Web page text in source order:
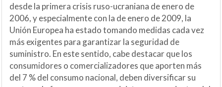
desde la primera crisis ruso-ucraniana de enero de
2006, y especialmente con la de enero de 2009, la
Unión Europea ha estado tomando medidas cada vez
más exigentes para garantizar la seguridad de
suministro. En este sentido, cabe destacar que los
consumidores o comercializadores que aporten más
del 7 % del consumo nacional, deben diversificar su